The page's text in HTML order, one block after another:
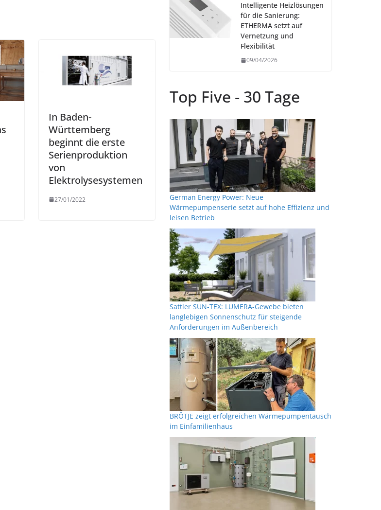
In Baden-
Württemberg
beginnt die erste
Serienproduktion
von
Elektrolysesystemen
27/01/2022
Intelligente Heizlösungen
für die Sanierung:
ETHERMA setzt auf
Vernetzung und
Flexibilität
09/04/2026
Top Five - 30 Tage
German Energy Power: Neue
Wärmepumpenserie setzt auf hohe Effizienz und
leisen Betrieb
Sattler SUN-TEX: LUMERA-Gewebe bieten
langlebigen Sonnenschutz für steigende
Anforderungen im Außenbereich
BRÖTJE zeigt erfolgreichen Wärmepumpentausch
im Einfamilienhaus